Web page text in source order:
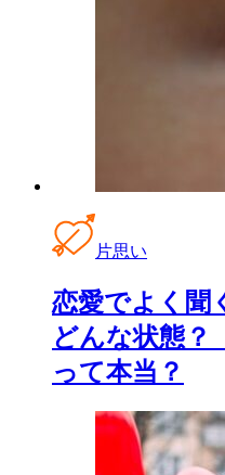
片思い
恋愛でよく聞
どんな状態？
って本当？